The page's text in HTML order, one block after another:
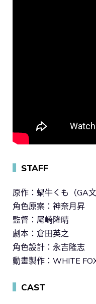
STAFF
原作：蝸牛くも（GA
角色原案：神奈月昇
監督：尾崎隆晴
劇本：倉田英之
角色設計：永吉隆志
動畫製作：WHITE
CAST